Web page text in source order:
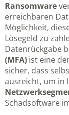
Ransomware
erreichbaren
Möglichkeit,
Lösegeld zu
Datenrückgabe
(MFA) ist eine
sicher, dass
ausreicht, um in
Schadsoftware